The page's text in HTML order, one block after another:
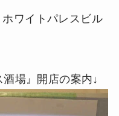
ワイトパレスビル
酒場』開店の案内↓